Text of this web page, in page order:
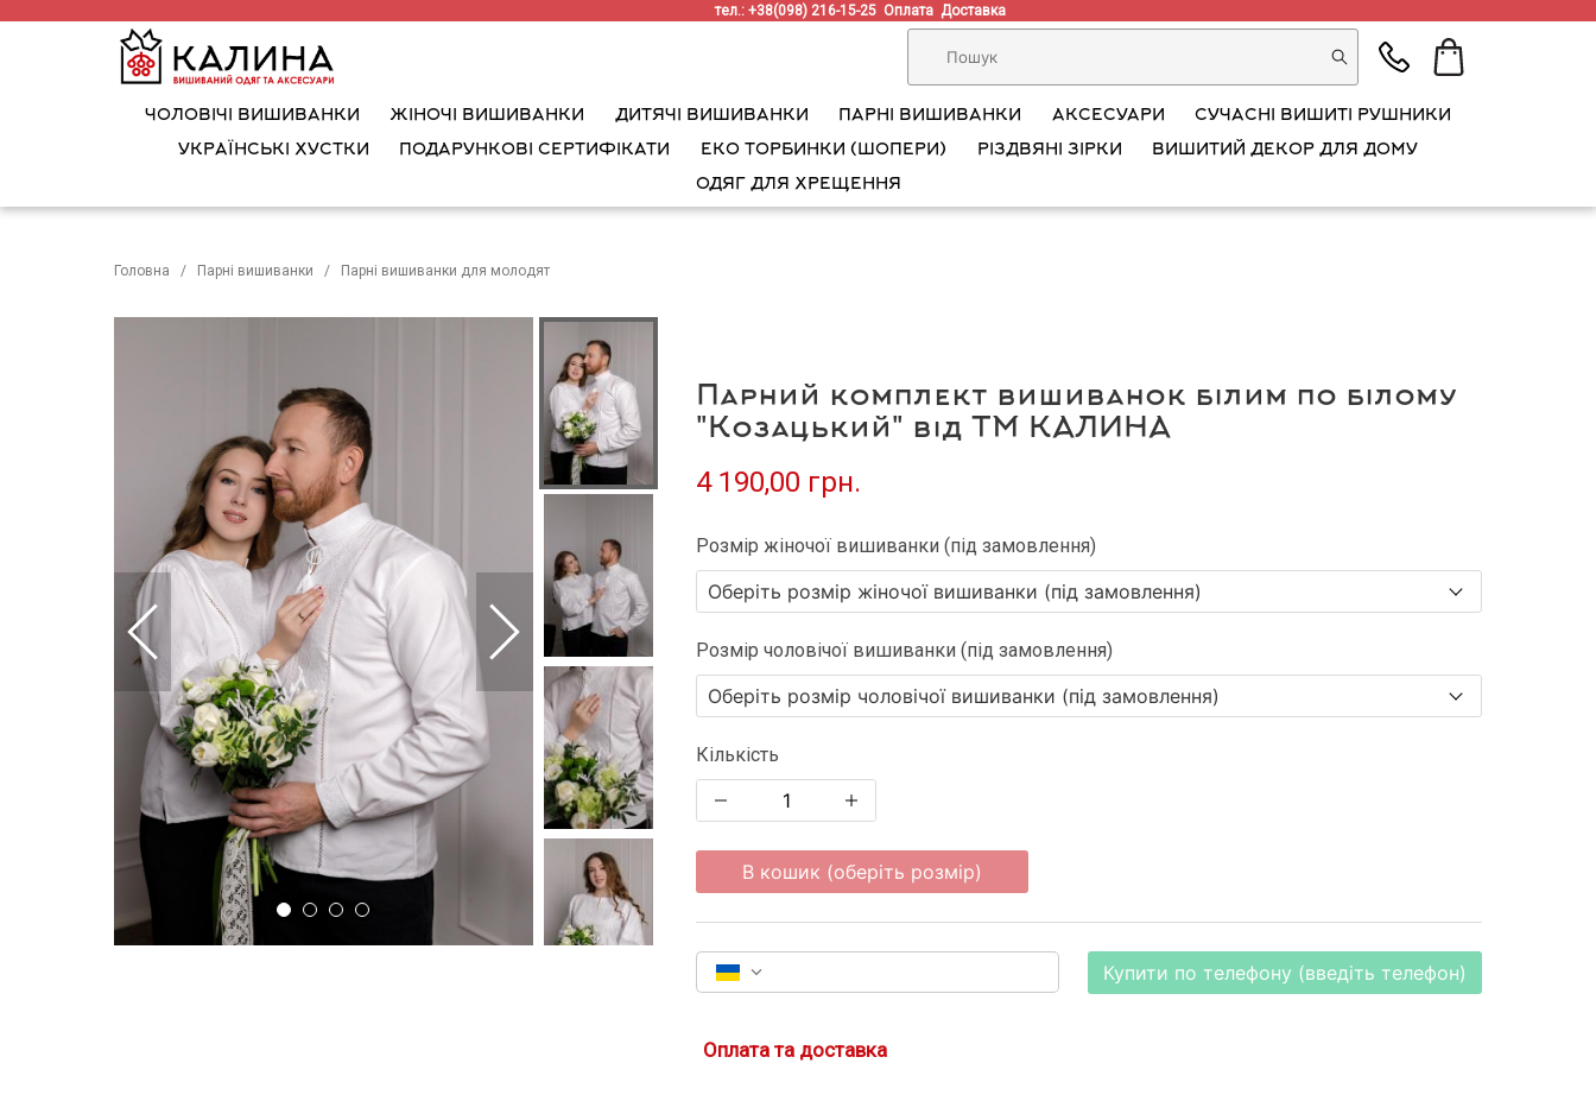
тел.: +38(098) 216-15-25 Оплата Доставка
ЧОЛОВІЧІ ВИШИВАНКИ ЖІНОЧІ ВИШИВАНКИ ДИТЯЧІ ВИШИВАНКИ ПАРНІ ВИШИВАНКИ АКСЕСУАРИ
СУЧАСНІ ВИШИТІ РУШНИКИ
УКРАЇНСЬКІ ХУСТКИ
ПОДАРУНКОВІ СЕРТИФІКАТИ ЕКО ТОРБИНКИ (ШОПЕРИ) РІЗДВЯНІ ЗІРКИ
ВИШИТИЙ ДЕКОР ДЛЯ ДОМУ
ОДЯГ ДЛЯ ХРЕЩЕННЯ
Головна Парні вишиванки Парні вишиванки для молодят
Парний комплект вишиванок білим по білому
"Козацький" від ТМ КАЛИНА
4 190,00 грн.
Розмір жіночої вишиванки (під замовлення)
Розмір чоловічої вишиванки (під замовлення)
Кількість
В кошик (оберіть розмір)
Купити по телефону (введіть телефон)
Оплата та доставка